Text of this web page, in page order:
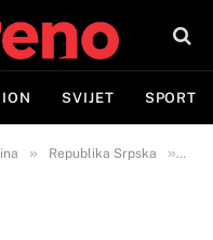
SVIJET SPORT
» Republika Srpska »